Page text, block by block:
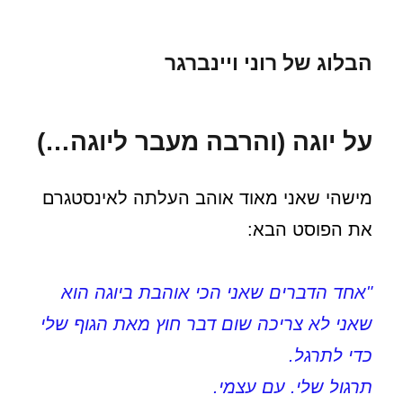
הבלוג של רוני ויינברגר
על יוגה (והרבה מעבר ליוגה…)
מישהי שאני מאוד אוהב העלתה לאינסטגרם
את הפוסט הבא:
"אחד הדברים שאני הכי אוהבת ביוגה הוא
שאני לא צריכה שום דבר חוץ מאת הגוף שלי
כדי לתרגל.
תרגול שלי. עם עצמי.